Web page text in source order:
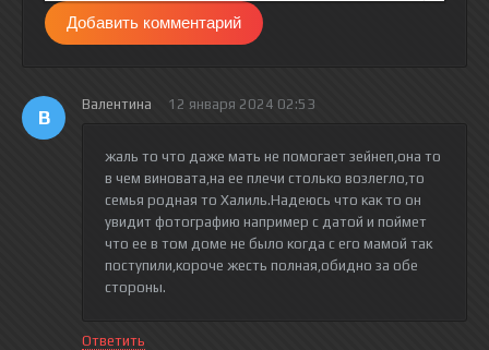
Добавить комментарий
В
Валентина 12 января 2024 02:53
жаль то что даже мать не помогает зейнеп,она то
в чем виновата,на ее плечи столько возлегло,то
семья родная то Халиль.Надеюсь что как то он
увидит фотографию например с датой и поймет
что ее в том доме не было когда с его мамой так
поступили,короче жесть полная,обидно за обе
стороны.
Ответить